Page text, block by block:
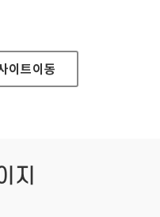
페이지
이트이동
지